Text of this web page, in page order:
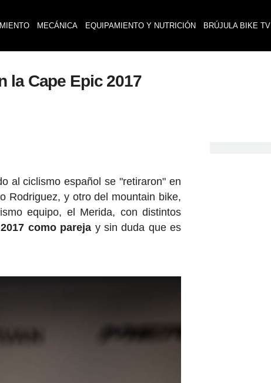
MECÁNICA EQUIPAMIENTO Y NUTRICIÓN BRÚJULA BIKE TV
la Cape Epic 2017
al ciclismo español se "retiraron" en
Rodriguez, y otro del mountain bike,
equipo, el Merida, con distintos
como pareja y sin duda que es